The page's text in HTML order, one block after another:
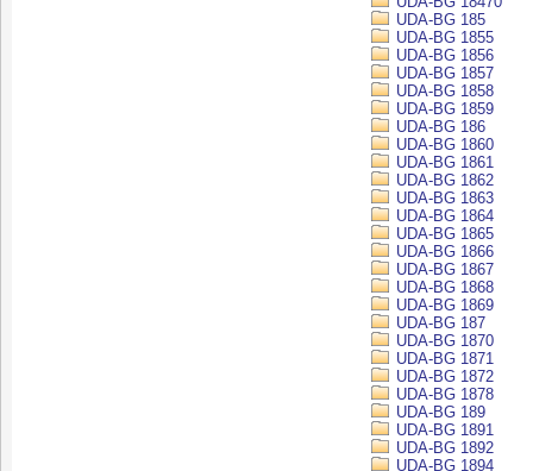
UDA-BG 185
UDA-BG 1855
UDA-BG 1856
UDA-BG 1857
UDA-BG 1858
UDA-BG 1859
UDA-BG 186
UDA-BG 1860
UDA-BG 1861
UDA-BG 1862
UDA-BG 1863
UDA-BG 1864
UDA-BG 1865
UDA-BG 1866
UDA-BG 1867
UDA-BG 1868
UDA-BG 1869
UDA-BG 187
UDA-BG 1870
UDA-BG 1871
UDA-BG 1872
UDA-BG 1878
UDA-BG 189
UDA-BG 1891
UDA-BG 1892
UDA-BG 1894